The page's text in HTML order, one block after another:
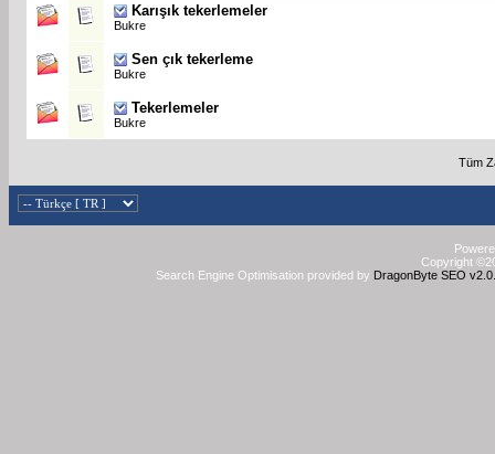
Karışık tekerlemeler
Bukre
Sen çık tekerleme
Bukre
Tekerlemeler
Bukre
Tüm
Copyright
Search Engine Optimisation provided by DragonByte SEO